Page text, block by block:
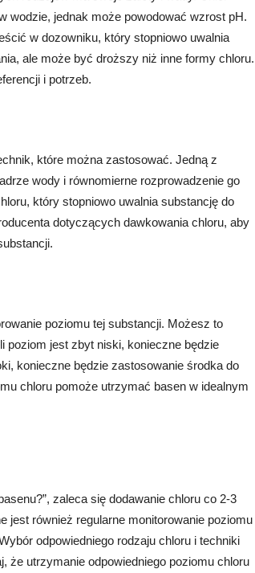
wodzie, jednak może powodować wzrost pH.
w dozowniku, który stopniowo uwalnia
ale może być droższy niż inne formy chloru.
i potrzeb.
które można zastosować. Jedną z
wody i równomierne rozprowadzenie go
który stopniowo uwalnia substancję do
dotyczących dawkowania chloru, aby
poziomu tej substancji. Możesz to
poziom jest zbyt niski, konieczne będzie
konieczne będzie zastosowanie środka do
chloru pomoże utrzymać basen w idealnym
zaleca się dodawanie chloru co 2-3
jest również regularne monitorowanie poziomu
odpowiedniego rodzaju chloru i techniki
że utrzymanie odpowiedniego poziomu chloru